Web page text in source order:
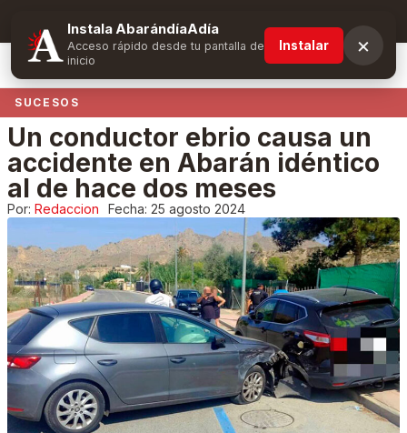
Suscríbete y obtén ventajas exclusivas
SUCESOS
Un conductor ebrio causa un
accidente en Abarán idéntico
al de hace dos meses
Por: Redaccion Fecha: 25 agosto 2024
Instala AbarándíaAdía
Acceso rápido desde tu pantalla de
inicio
Instalar ×